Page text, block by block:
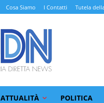
Cosa Siamo I Contatti Tutela
ATTUALITÀ POLITICA